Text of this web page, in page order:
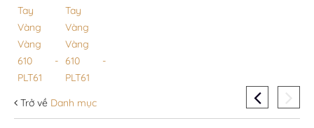
Trở về Danh mục